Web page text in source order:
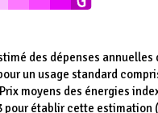
des dépenses annuelles
un usage standard
moyens des énergies
pour établir cette estimation